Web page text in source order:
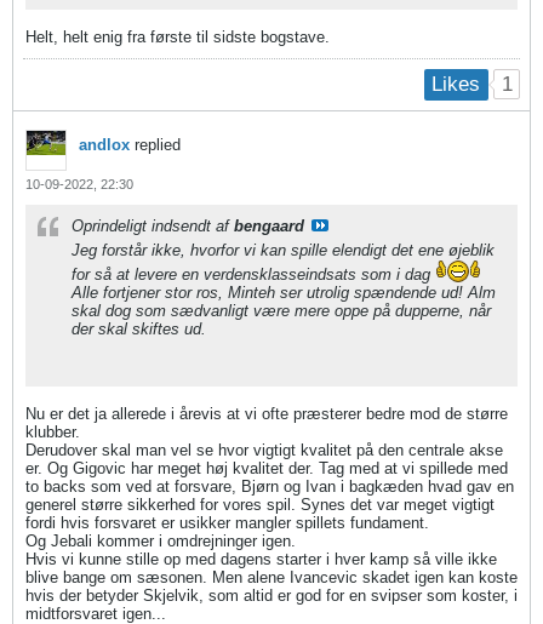
Helt, helt enig fra første til sidste bogstave.
Likes 1
andlox replied
10-09-2022, 22:30
Oprindeligt indsendt af bengaard
Jeg forstår ikke, hvorfor vi kan spille elendigt det ene øjeblik
for så at levere en verdensklasseindsats som i dag
Alle fortjener stor ros, Minteh ser utrolig spændende ud! Alm
skal dog som sædvanligt være mere oppe på dupperne, når
der skal skiftes ud.
Nu er det ja allerede i årevis at vi ofte præsterer bedre mod de større
klubber.
Derudover skal man vel se hvor vigtigt kvalitet på den centrale akse
er. Og Gigovic har meget høj kvalitet der. Tag med at vi spillede med
to backs som ved at forsvare, Bjørn og Ivan i bagkæden hvad gav en
generel større sikkerhed for vores spil. Synes det var meget vigtigt
fordi hvis forsvaret er usikker mangler spillets fundament.
Og Jebali kommer i omdrejninger igen.
Hvis vi kunne stille op med dagens starter i hver kamp så ville ikke
blive bange om sæsonen. Men alene Ivancevic skadet igen kan koste
hvis der betyder Skjelvik, som altid er god for en svipser som koster, i
midtforsvaret igen...